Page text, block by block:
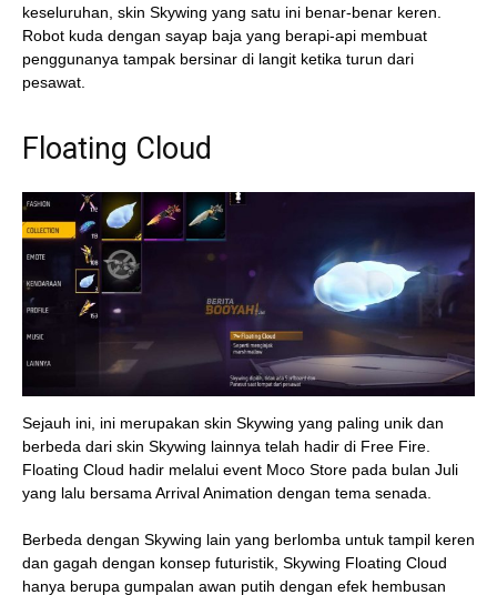
keseluruhan, skin Skywing yang satu ini benar-benar keren.
Robot kuda dengan sayap baja yang berapi-api membuat
penggunanya tampak bersinar di langit ketika turun dari
pesawat.
Floating Cloud
Sejauh ini, ini merupakan skin Skywing yang paling unik dan
berbeda dari skin Skywing lainnya telah hadir di Free Fire.
Floating Cloud hadir melalui event Moco Store pada bulan Juli
yang lalu bersama Arrival Animation dengan tema senada.
Berbeda dengan Skywing lain yang berlomba untuk tampil keren
dan gagah dengan konsep futuristik, Skywing Floating Cloud
hanya berupa gumpalan awan putih dengan efek hembusan